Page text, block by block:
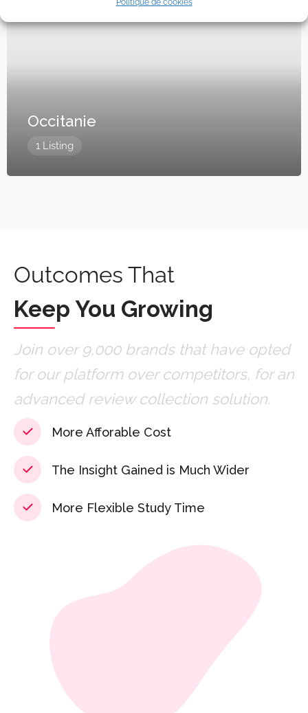
Politique de cookies
Occitanie
1 Listing
Outcomes That
Keep You Growing
Join over 9,000 brands that have opted
for our platform over competitors, for an
advanced review collection solution.
More Afforable Cost
The Insight Gained is Much Wider
More Flexible Study Time